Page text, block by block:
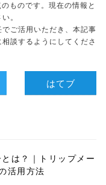
ものです。現在の情報と
。
ご活用いただき、本記事
談するようにしてくださ
はてブ
は？｜トリップメー
活用方法